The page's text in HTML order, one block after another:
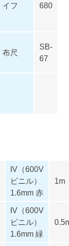
イフ 680
布尺
SB-
67
IV（600V
ビニル）
1.6mm 赤
1m
IV（600V
ビニル）
1.6mm 緑